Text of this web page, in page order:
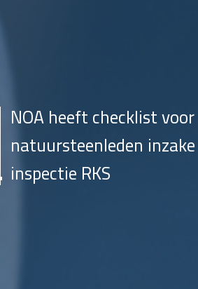
NOA heeft checklist voor
natuursteenleden inzake
inspectie RKS